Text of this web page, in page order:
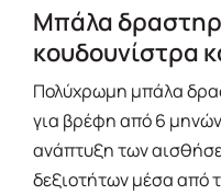
Μπάλα
κουδουνίστρα
Πολύχρωμη μπάλα
για βρέφη από 6
ανάπτυξη των
δεξιοτήτων μέσα από